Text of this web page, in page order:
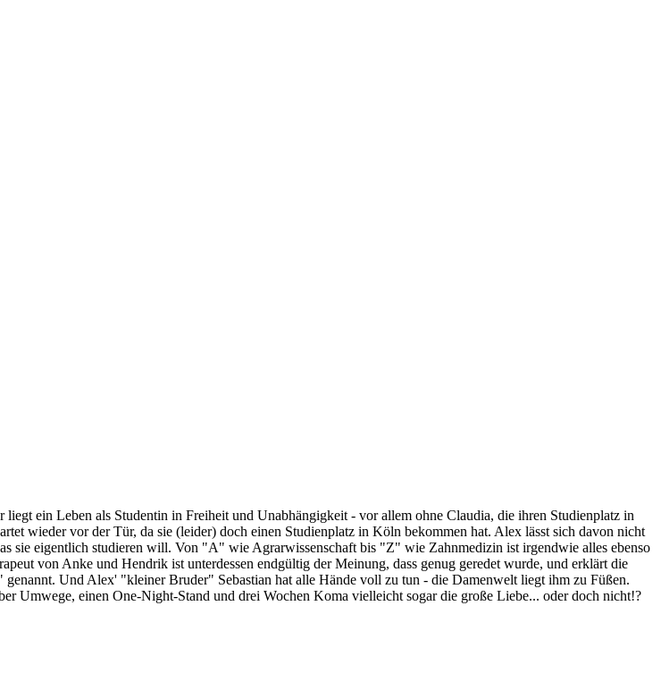
ein Leben als Studentin in Freiheit und Unabhängigkeit - vor allem ohne Claudia, die ihren Studienplatz in
wieder vor der Tür, da sie (leider) doch einen Studienplatz in Köln bekommen hat. Alex lässt sich davon nicht
sie eigentlich studieren will. Von "A" wie Agrarwissenschaft bis "Z" wie Zahnmedizin ist irgendwie alles ebenso
von Anke und Hendrik ist unterdessen endgültig der Meinung, dass genug geredet wurde, und erklärt die
Und Alex' "kleiner Bruder" Sebastian hat alle Hände voll zu tun - die Damenwelt liegt ihm zu Füßen.
Umwege, einen One-Night-Stand und drei Wochen Koma vielleicht sogar die große Liebe... oder doch nicht!?